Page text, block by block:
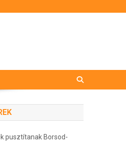
pusztítanak Borsod-